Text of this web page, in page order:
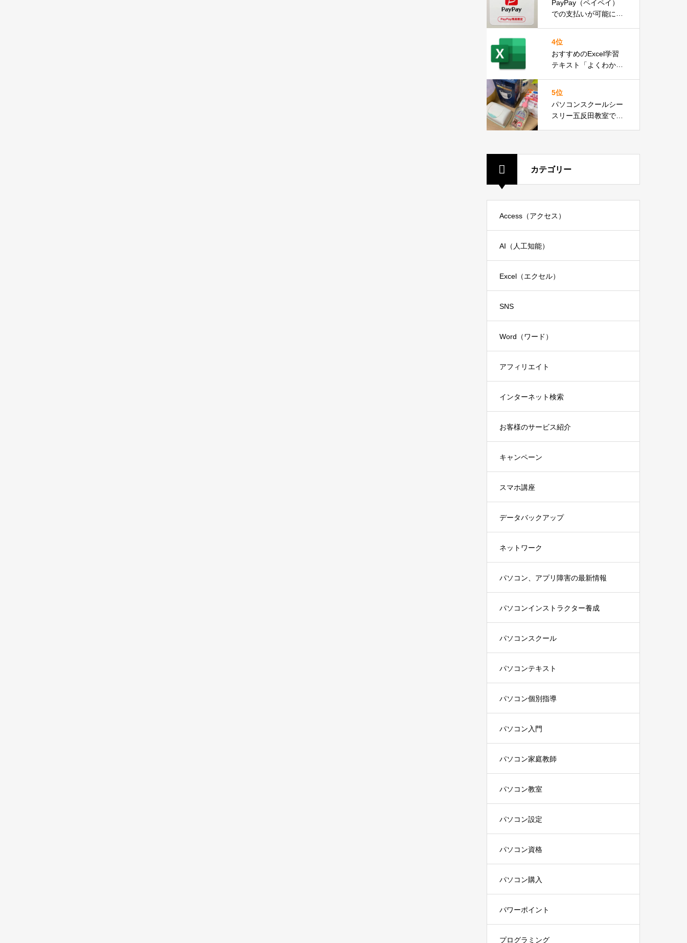
PayPay（ペイペイ）
での支払いが可能にな
4位
おすすめのExcel学習
テキスト「よくわかる
5位
パソコンスクールシー
スリー五反田教室で
カテゴリー
Access（アクセス）
AI（人工知能）
Excel（エクセル）
SNS
Word（ワード）
アフィリエイト
インターネット検索
お客様のサービス紹介
キャンペーン
スマホ講座
データバックアップ
ネットワーク
パソコン、アプリ障害の最新情報
パソコンインストラクター養成
パソコンスクール
パソコンテキスト
パソコン個別指導
パソコン入門
パソコン家庭教師
パソコン教室
パソコン設定
パソコン資格
パソコン購入
パワーポイント
プログラミング